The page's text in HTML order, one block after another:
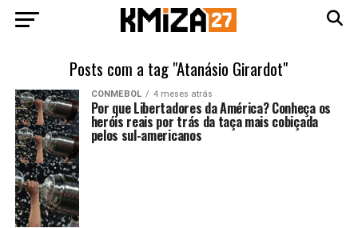
Posts com a tag "Atanásio Girardot"
CONMEBOL 4 meses atrás
Por que Libertadores da América? Conheça os
heróis reais por trás da taça mais cobiçada
pelos sul-americanos